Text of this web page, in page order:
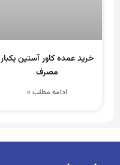
خرید عمده کاور آستین یکبار
مصرف
ادامه مطلب »